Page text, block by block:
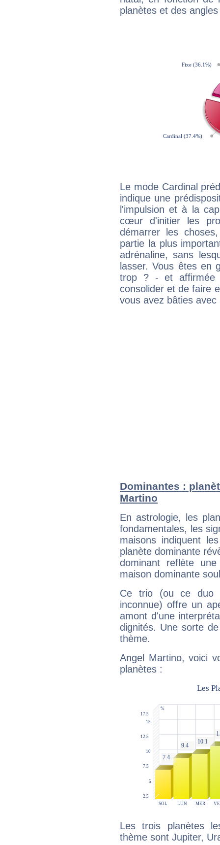
planètes et des
Le mode Cardinal
indique une
l'impulsion et à la
cœur d'initier les
démarrer les
partie la plus
adrénaline, sans
lasser. Vous êtes en
trop ? - et affirmée
consolider et de faire
vous avez bâties avec
Dominantes :
Martino
En astrologie, les
fondamentales, les
maisons indiquent
planète dominante
dominant reflète
maison dominante
Ce trio (ou ce duo
inconnue) offre un
amont d'une
dignités. Une sorte
thème.
Angel Martino, voici
planètes :
Les trois planètes
thème sont Jupiter,